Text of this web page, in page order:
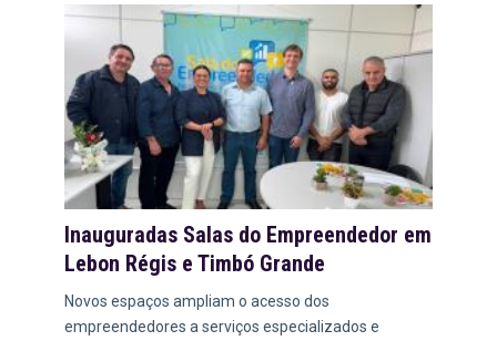
Inauguradas Salas do Empreendedor em
Lebon Régis e Timbó Grande
Novos espaços ampliam o acesso dos
empreendedores a serviços especializados e